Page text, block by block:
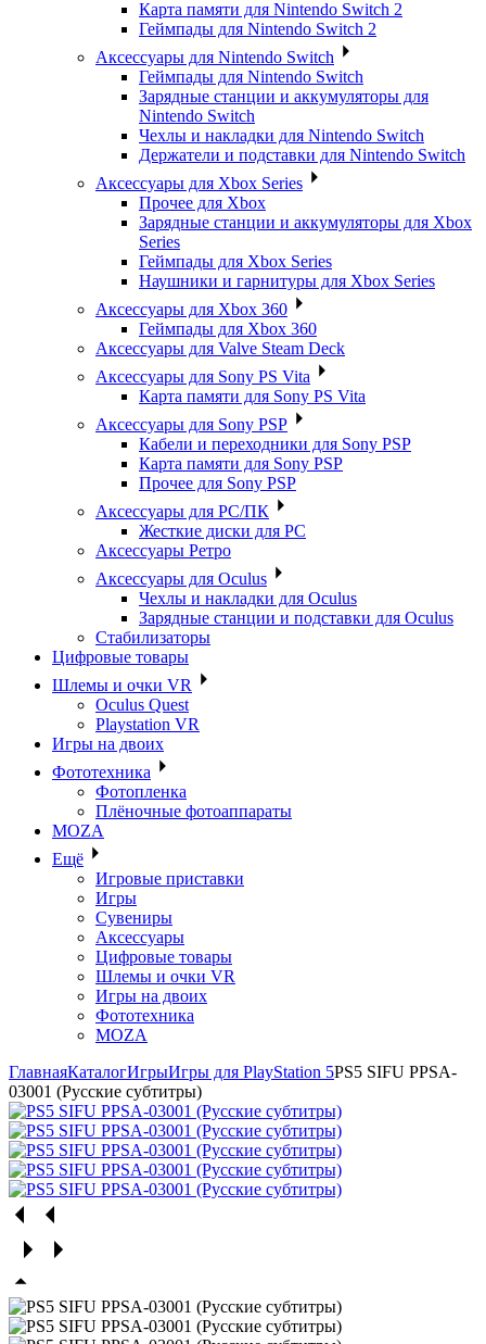
Карта памяти для Nintendo Switch 2
Геймпады для Nintendo Switch 2
Аксессуары для Nintendo Switch
Геймпады для Nintendo Switch
Зарядные станции и аккумуляторы для
Nintendo Switch
Чехлы и накладки для Nintendo Switch
Держатели и подставки для Nintendo Switch
Аксессуары для Xbox Series
Прочее для Xbox
Зарядные станции и аккумуляторы для Xbox
Series
Геймпады для Xbox Series
Наушники и гарнитуры для Xbox Series
Аксессуары для Xbox 360
Геймпады для Xbox 360
Аксессуары для Valve Steam Deck
Аксессуары для Sony PS Vita
Карта памяти для Sony PS Vita
Аксессуары для Sony PSP
Кабели и переходники для Sony PSP
Карта памяти для Sony PSP
Прочее для Sony PSP
Аксессуары для PC/ПК
Жесткие диски для PC
Аксессуары Ретро
Аксессуары для Oculus
Чехлы и накладки для Oculus
Зарядные станции и подставки для Oculus
Стабилизаторы
Цифровые товары
Шлемы и очки VR
Oculus Quest
Playstation VR
Игры на двоих
Фототехника
Фотопленка
Плёночные фотоаппараты
MOZA
Ещё
Игровые приставки
Игры
Сувениры
Аксессуары
Цифровые товары
Шлемы и очки VR
Игры на двоих
Фототехника
MOZA
ГлавнаяКаталогИгрыИгры для PlayStation 5PS5 SIFU PPSA-
03001 (Русские субтитры)